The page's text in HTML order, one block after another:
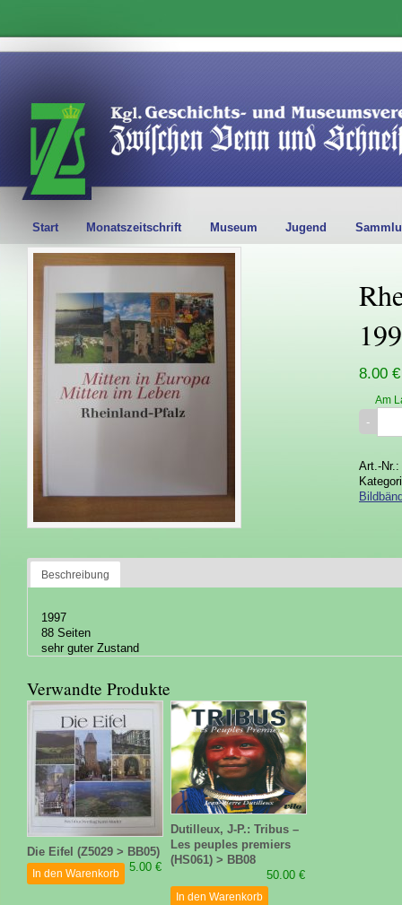
Start Monatszeitschrift Museum Jugend
8.00 €
Am
Art.-Nr.:
Beschreibung
1997
88 Seiten
sehr guter Zustand
Verwandte Produkte
Die Eifel (Z5029 > BB05)
5.00 €
In den Warenkorb
Dutilleux, J-P.: Tribus –
Les peuples premiers
(HS061) > BB08
50.00 €
In den Warenkorb